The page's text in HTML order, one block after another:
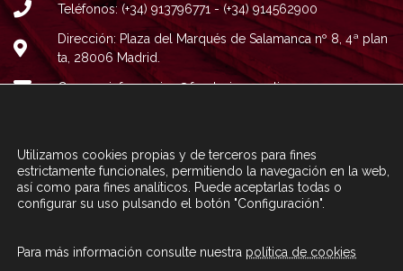
Teléfonos: (+34) 913796771 - (+34) 914562900
Dirección: Plaza del Marqués de Salamanca nº 8, 4ª plan
ta, 28006 Madrid.
Correo : informacion@fundacioncarolina.es
© Fundación Carolina 2020
Utilizamos cookies propias y de terceros para fines
estrictamente funcionales, permitiendo la navegación en la web,
así como para fines analíticos. Puede aceptarlas todas o
configurar su uso pulsando el botón "Configuración".
Para más información consulte nuestra política de cookies